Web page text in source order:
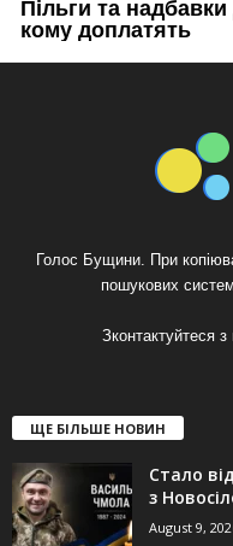
Голос Бущини. При
пошукових
Зконтактуйтеся
ЩЕ БІЛЬШЕ НОВИН
Стало
з
August 9,